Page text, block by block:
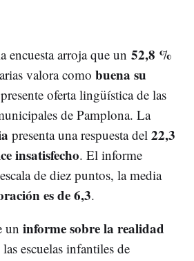
encuesta arroja que un 52,8 %
valora como buena su
oferta lingüística de las
de Pamplona. La
presenta una respuesta del 22,3
insatisfecho. El informe
de diez puntos, la media
es de 6,3.
un informe sobre la realidad
las escuelas infantiles de